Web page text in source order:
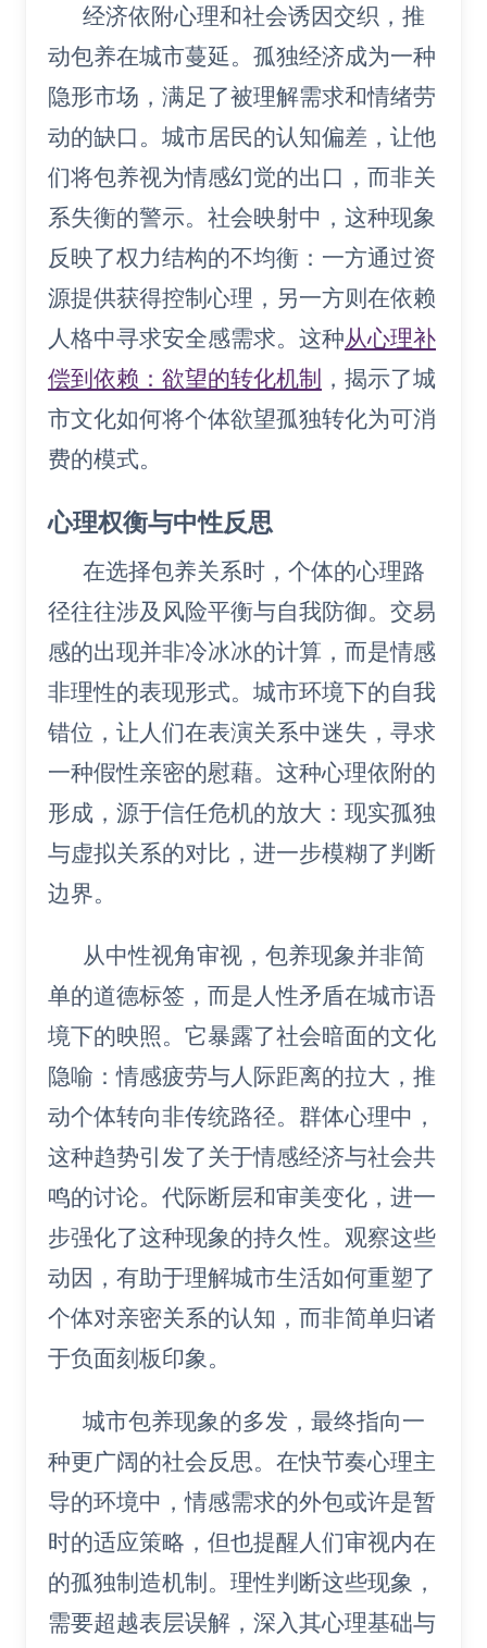
经济依附心理和社会诱因交织，推
动包养在城市蔓延。孤独经济成为一种
隐形市场，满足了被理解需求和情绪劳
动的缺口。城市居民的认知偏差，让他
们将包养视为情感幻觉的出口，而非关
系失衡的警示。社会映射中，这种现象
反映了权力结构的不均衡：一方通过资
源提供获得控制心理，另一方则在依赖
人格中寻求安全感需求。这种从心理补
偿到依赖：欲望的转化机制 ，揭示了城
市文化如何将个体欲望孤独转化为可消
费的模式。
心理权衡与中性反思
在选择包养关系时，个体的心理路
径往往涉及风险平衡与自我防御。交易
感的出现并非冷冰冰的计算，而是情感
非理性的表现形式。城市环境下的自我
错位，让人们在表演关系中迷失，寻求
一种假性亲密的慰藉。这种心理依附的
形成，源于信任危机的放大：现实孤独
与虚拟关系的对比，进一步模糊了判断
边界。
从中性视角审视，包养现象并非简
单的道德标签，而是人性矛盾在城市语
境下的映照。它暴露了社会暗面的文化
隐喻：情感疲劳与人际距离的拉大，推
动个体转向非传统路径。群体心理中，
这种趋势引发了关于情感经济与社会共
鸣的讨论。代际断层和审美变化，进一
步强化了这种现象的持久性。观察这些
动因，有助于理解城市生活如何重塑了
个体对亲密关系的认知，而非简单归诸
于负面刻板印象。
城市包养现象的多发，最终指向一
种更广阔的社会反思。在快节奏心理主
导的环境中，情感需求的外包或许是暂
时的适应策略，但也提醒人们审视内在
的孤独制造机制。理性判断这些现象，
需要超越表层误解，深入其心理基础与